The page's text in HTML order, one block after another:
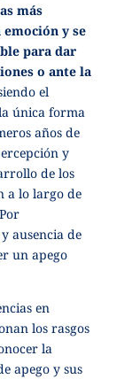
más
y se
para dar
o ante la
el
única forma
años de
y
de los
a lo largo de
ausencia de
un apego
en
los rasgos
la
apego y sus